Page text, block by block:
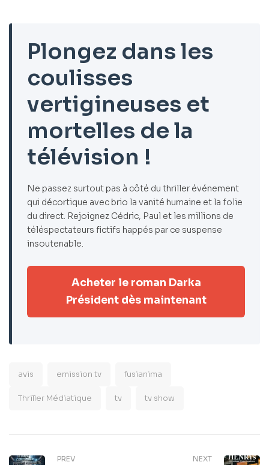
Plongez dans les
coulisses
vertigineuses et
mortelles de la
télévision !
Ne passez surtout pas à côté du thriller événement
qui décortique avec brio la vanité humaine et la folie
du direct. Rejoignez Cédric, Paul et les millions de
téléspectateurs fictifs happés par ce suspense
insoutenable.
Acheter le roman Darka
Président dès maintenant
avis emission tv fusianima
Thriller Médiatique tv tv show
PREV NEXT